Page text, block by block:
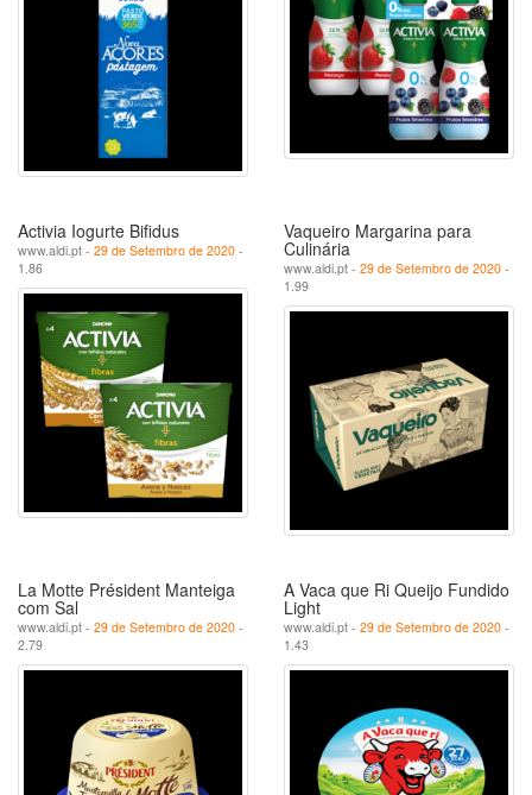
Activia Iogurte Bifidus
www.aldi.pt - 29 de Setembro de 2020 -
1.86
Vaqueiro Margarina para
Culinária
www.aldi.pt - 29 de Setembro de 2020 -
1.99
La Motte Président Manteiga
com Sal
www.aldi.pt - 29 de Setembro de 2020 -
2.79
A Vaca que Ri Queijo Fundido
Light
www.aldi.pt - 29 de Setembro de 2020 -
1.43